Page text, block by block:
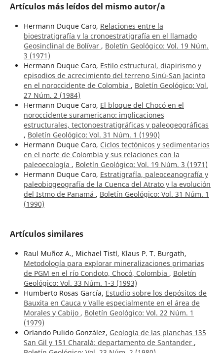
Artículos más leídos del mismo autor/a
Hermann Duque Caro, Relaciones entre la
bioestratigrafía y la cronoestratigrafía en el llamado
Geosinclinal de Bolívar , Boletín Geológico: Vol. 19 Núm.
3 (1971)
Hermann Duque Caro, Estilo estructural, diapirismo y
episodios de acrecimiento del terreno Sinú-San Jacinto
en el noroccidente de Colombia , Boletín Geológico: Vol.
27 Núm. 2 (1984)
Hermann Duque Caro, El bloque del Chocó en el
noroccidente suramericano: implicaciones
estructurales, tectonoestratigráficas y paleogeográficas
, Boletín Geológico: Vol. 31 Núm. 1 (1990)
Hermann Duque Caro, Ciclos tectónicos y sedimentarios
en el norte de Colombia y sus relaciones con la
paleoecología , Boletín Geológico: Vol. 19 Núm. 3 (1971)
Hermann Duque Caro, Estratigrafía, paleoceanografía y
paleobiogeografía de la Cuenca del Atrato y la evolución
del Istmo de Panamá , Boletín Geológico: Vol. 31 Núm. 1
(1990)
Artículos similares
Raul Muñoz A., Michael Tistl, Klaus P. T. Burgath,
Metodología para explorar mineralizaciones primarias
de PGM en el río Condoto, Chocó, Colombia , Boletín
Geológico: Vol. 33 Núm. 1-3 (1993)
Humberto Rosas García, Estudio sobre los depósitos de
Bauxita en Cauca y Valle especialmente en el área de
Morales y Cabijo , Boletín Geológico: Vol. 22 Núm. 1
(1979)
Orlando Pulido González, Geología de las planchas 135
San Gil y 151 Charalá: departamento de Santander ,